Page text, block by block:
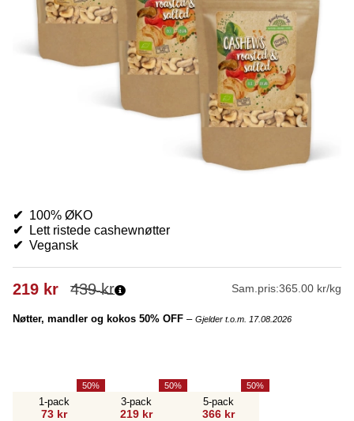
✔ 100% ØKO
✔ Lett ristede cashewnøtter
✔ Vegansk
439kr
219 kr Sam.pris:365.00 kr/kg
Nøtter, mandler og kokos 50% OFF – Gjelder t.o.m. 17.08.2026
1-pack
73 kr
50
3-pack
219 kr
50
5-pack
366 kr
50